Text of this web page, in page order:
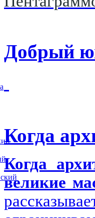
Добрый
Когда
Когда
великие